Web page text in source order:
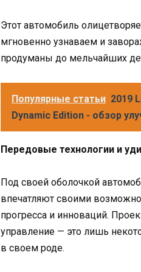
Этот автомобиль
мгновенно узнаваем и
продуманы до мельчайших
Популярные статьи 2019
Dynamic Edition - обзор
Передовые технологии и
Под своей оболочкой
впечатляют своими
прогресса и инноваций.
управление — это лишь
в своем роде.